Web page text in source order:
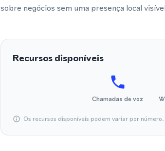
sobre negócios sem uma presença local
Recursos disponíveis
Chamadas de voz
Os recursos disponíveis podem variar por